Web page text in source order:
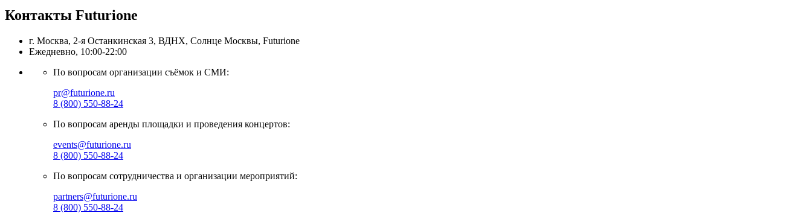
Контакты Futurione
г. Москва, 2-я Останкинская 3, ВДНХ, Солнце Москвы, Futurione
Ежедневно, 10:00-22:00
По вопросам организации съёмок и СМИ:
pr@futurione.ru
8 (800) 550-88-24
По вопросам аренды площадки и проведения концертов:
events@futurione.ru
8 (800) 550-88-24
По вопросам сотрудничества и организации мероприятий:
partners@futurione.ru
8 (800) 550-88-24